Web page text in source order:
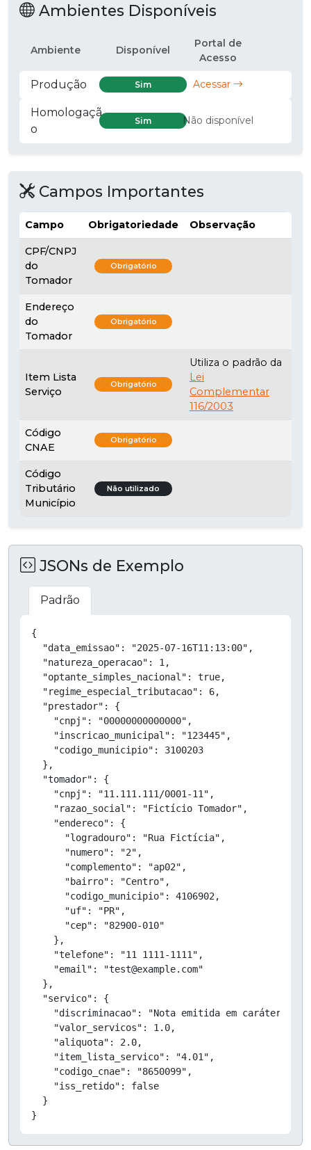
Ambientes Disponíveis
Ambiente Disponível
Portal de
Acesso
Produção Sim Acessar
Homologaçã
o
Sim Não disponível
Campos Importantes
Campo Obrigatoriedade Observação
CPF/CNPJ
do
Tomador
Obrigatório
Endereço
do
Tomador
Obrigatório
Item Lista
Serviço
Obrigatório
Utiliza o padrão da
Lei
Complementar
116/2003
Código
CNAE
Obrigatório
Código
Tributário
Município
Não utilizado
JSONs de Exemplo
Padrão
{
  "data_emissao": "2025-07-16T11:13:00",
  "natureza_operacao": 1,
  "optante_simples_nacional": true,
  "regime_especial_tributacao": 6,
  "prestador": {
    "cnpj": "00000000000000",
    "inscricao_municipal": "123445",
    "codigo_municipio": 3100203
  },
  "tomador": {
    "cnpj": "11.111.111/0001-11",
    "razao_social": "Fictício Tomador",
    "endereco": {
      "logradouro": "Rua Fictícia",
      "numero": "2",
      "complemento": "ap02",
      "bairro": "Centro",
      "codigo_municipio": 4106902,
      "uf": "PR",
      "cep": "82900-010"
    },
    "telefone": "11 1111-1111",
    "email": "test@example.com"
  },
  "servico": {
"discriminacao": "Nota emitida em caráter de
    "valor_servicos": 1.0,
    "aliquota": 2.0,
    "item_lista_servico": "4.01",
    "codigo_cnae": "8650099",
    "iss_retido": false
  }
}